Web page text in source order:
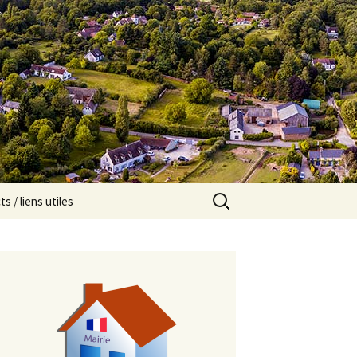
/ liens utiles
Rechercher :